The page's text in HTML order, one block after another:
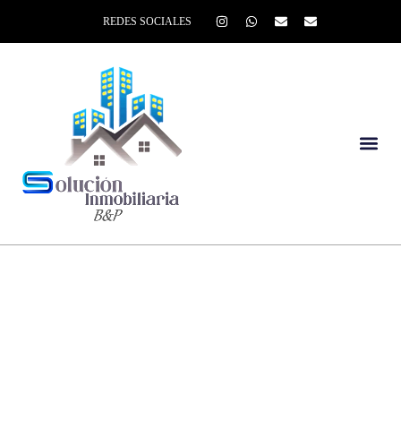
REDES SOCIALES